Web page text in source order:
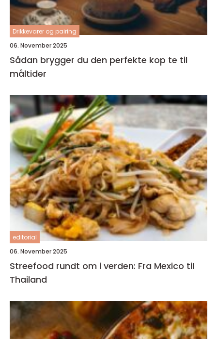
Drikkevarer og pairing
06. November 2025
Sådan brygger du den perfekte kop te til
måltider
editorial
06. November 2025
Streefood rundt om i verden: Fra Mexico til
Thailand